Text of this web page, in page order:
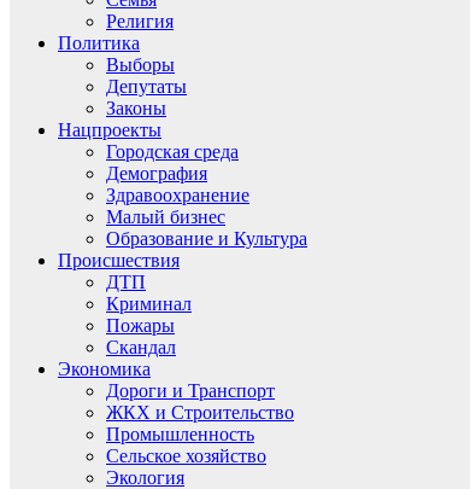
Религия
Политика
Выборы
Депутаты
Законы
Нацпроекты
Городская среда
Демография
Здравоохранение
Малый бизнес
Образование и Культура
Происшествия
ДТП
Криминал
Пожары
Скандал
Экономика
Дороги и Транспорт
ЖКХ и Строительство
Промышленность
Сельское хозяйство
Экология